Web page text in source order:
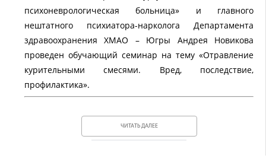
психоневрологическая больница» и главного
нештатного психиатора-нарколога Департамента
здравоохранения ХМАО – Югры Андрея Новикова
проведен обучающий семинар на тему «Отравление
курительными смесями. Вред, последствие,
профилактика».
ЧИТАТЬ ДАЛЕЕ